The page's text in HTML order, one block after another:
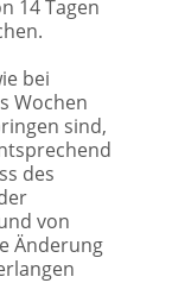
14 Tagen
bei
Wochen
sind,
des
von
Änderung